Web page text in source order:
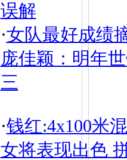
误解
·女队最好成绩
庞佳颖：明年
三
·钱红:4x100米
女将表现出色